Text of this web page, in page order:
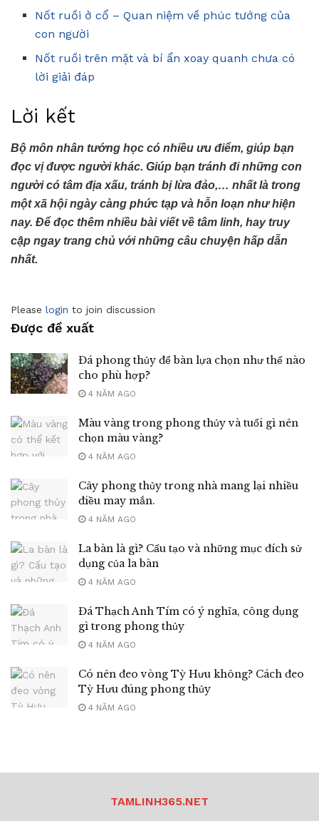
Nốt ruồi ở cổ – Quan niệm về phúc tướng của
con người
Nốt ruồi trên mặt và bí ẩn xoay quanh chưa có
lời giải đáp
Lời kết
Bộ môn nhân tướng học có nhiều ưu điểm, giúp bạn
đọc vị được người khác. Giúp bạn tránh đi những con
người có tâm địa xấu, tránh bị lừa đảo,… nhất là trong
một xã hội ngày càng phức tạp và hỗn loạn như hiện
nay. Để đọc thêm nhiều bài viết về tâm linh, hay truy
cập ngay trang chủ với những câu chuyện hấp dẫn
nhất.
Please login to join discussion
Được đề xuất
Đá phong thủy để bàn lựa chọn như thế nào
cho phù hợp?
4 NĂM AGO
Màu vàng trong phong thủy và tuổi gì nên
chọn màu vàng?
4 NĂM AGO
Cây phong thủy trong nhà mang lại nhiều
điều may mắn.
4 NĂM AGO
La bàn là gì? Cấu tạo và những mục đích sử
dụng của la bàn
4 NĂM AGO
Đá Thạch Anh Tím có ý nghĩa, công dụng
gì trong phong thủy
4 NĂM AGO
Có nên đeo vòng Tỳ Hưu không? Cách đeo
Tỳ Hưu đúng phong thủy
4 NĂM AGO
TAMLINH365.NET